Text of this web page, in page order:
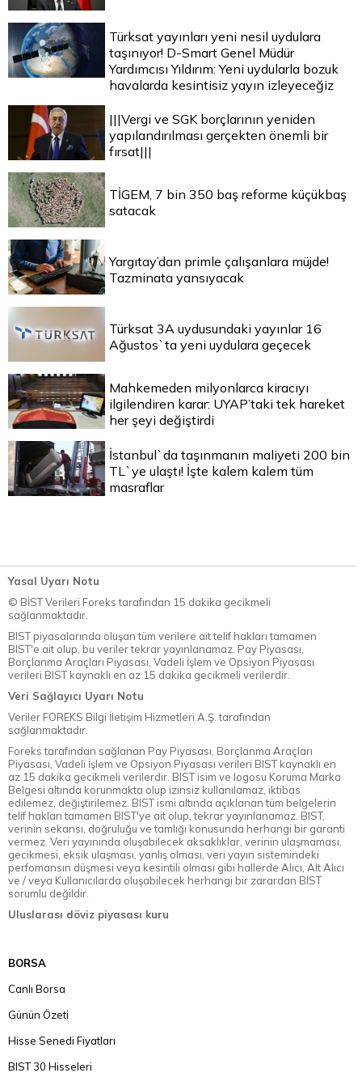
Türksat yayınları yeni nesil uydulara
taşınıyor! D-Smart Genel Müdür
Yardımcısı Yıldırım: Yeni uydularla bozuk
havalarda kesintisiz yayın izleyeceğiz
|||Vergi ve SGK borçlarının yeniden
yapılandırılması gerçekten önemli bir
fırsat|||
TİGEM, 7 bin 350 baş reforme küçükbaş
satacak
Yargıtay’dan primle çalışanlara müjde!
Tazminata yansıyacak
Türksat 3A uydusundaki yayınlar 16
Ağustos`ta yeni uydulara geçecek
Mahkemeden milyonlarca kiracıyı
ilgilendiren karar: UYAP’taki tek hareket
her şeyi değiştirdi
İstanbul`da taşınmanın maliyeti 200 bin
TL`ye ulaştı! İşte kalem kalem tüm
masraflar
Yasal Uyarı Notu
© BİST Verileri Foreks tarafından 15 dakika gecikmeli
sağlanmaktadır.
BIST piyasalarında oluşan tüm verilere ait telif hakları tamamen
BIST'e ait olup, bu veriler tekrar yayınlanamaz. Pay Piyasası,
Borçlanma Araçları Piyasası, Vadeli İşlem ve Opsiyon Piyasası
verileri BIST kaynaklı en az 15 dakika gecikmeli verilerdir.
Veri Sağlayıcı Uyarı Notu
Veriler FOREKS Bilgi İletişim Hizmetleri A.Ş. tarafından
sağlanmaktadır.
Foreks tarafından sağlanan Pay Piyasası, Borçlanma Araçları
Piyasası, Vadeli İşlem ve Opsiyon Piyasası verileri BIST kaynaklı en
az 15 dakika gecikmeli verilerdir. BIST isim ve logosu Koruma Marka
Belgesi altında korunmakta olup izinsiz kullanılamaz, iktibas
edilemez, değiştirilemez. BIST ismi altında açıklanan tüm belgelerin
telif hakları tamamen BIST'ye ait olup, tekrar yayınlanamaz. BIST,
verinin sekansı, doğruluğu ve tamlığı konusunda herhangi bir garanti
vermez. Veri yayınında oluşabilecek aksaklıklar, verinin ulaşmaması,
gecikmesi, eksik ulaşması, yanlış olması, veri yayın sistemindeki
perfomansın düşmesi veya kesintili olması gibi hallerde Alıcı, Alt Alıcı
ve / veya Kullanıcılarda oluşabilecek herhangi bir zarardan BIST
sorumlu değildir.
Uluslarası döviz piyasası kuru
BORSA
Canlı Borsa
Günün Özeti
Hisse Senedi Fiyatları
BIST 30 Hisseleri